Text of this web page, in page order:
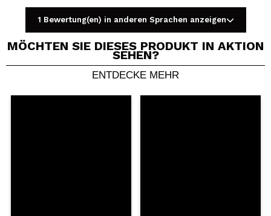
Ein Video oder Foto teilen
Dein Video könnte das erste sein. Stell es dir vor...
1 Bewertung(en) in anderen Sprachen anzeigen
MÖCHTEN SIE DIESES PRODUKT IN AKTION
SEHEN?
ENTDECKE MEHR